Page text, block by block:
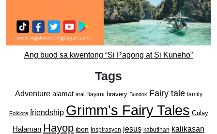
Ang buod sa kwentong “Si Pagong at Si Kuneho”
Tags
Adventure alamat aral Bayani bravery Bundok Fairy tale family
Folklore friendship Grimm's Fairy Tales Gulay
Halaman Hayop ibon Inspirasyon jesus kabutihan kalikasan